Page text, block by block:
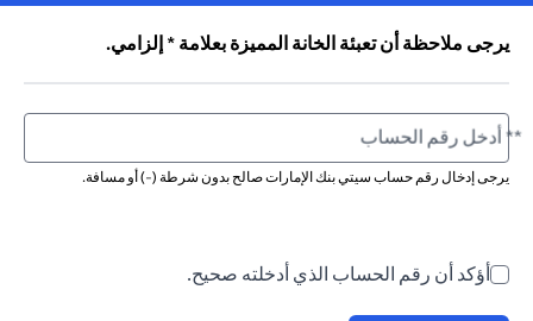
يرجى ملاحظة أن تعبئة الخانة المميزة بعلامة * إلزامي.
يرجى إدخال رقم حساب سيتي بنك الإمارات صالح بدون شرطة (-) أو مسافة.
** أدخل رقم الحساب
أؤكد أن رقم الحساب الذي أدخلته صحيح.